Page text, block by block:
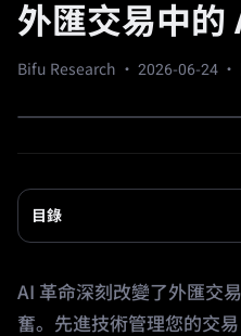
外匯交易中的
Bifu Research · 2026-06-24 ·
目錄
AI 革命深刻改變了外匯交
奮。先進技術管理您的交